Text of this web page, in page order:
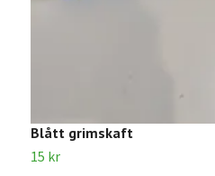
Blått grimskaft
15 kr